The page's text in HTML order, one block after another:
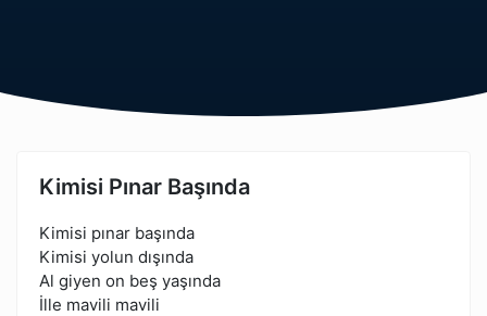
Kimisi Pınar Başında
Kimisi pınar başında
Kimisi yolun dışında
Al giyen on beş yaşında
İlle mavili mavili